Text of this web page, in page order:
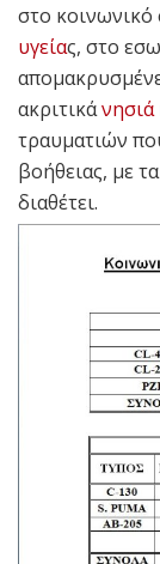
στο κοινωνικό
υγείας, στο
ακριτικάνησιά
τραυματιών
βοήθειας, με
διαθέτει.